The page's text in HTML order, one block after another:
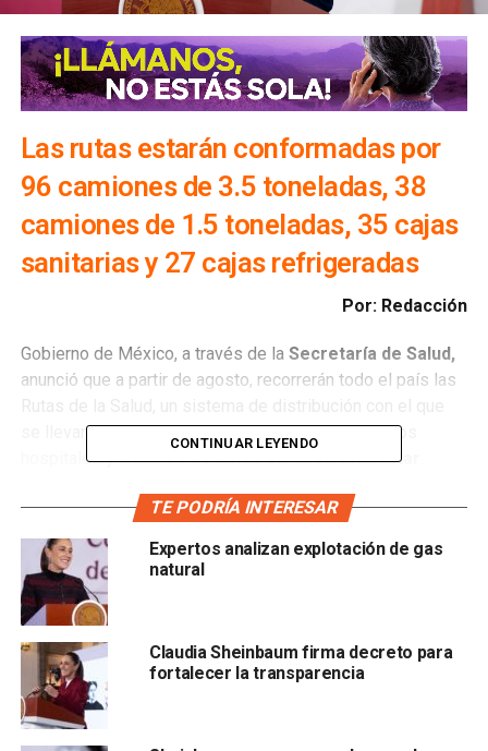
Las rutas estarán conformadas por
96 camiones de 3.5 toneladas, 38
camiones de 1.5 toneladas, 35 cajas
sanitarias y 27 cajas refrigeradas
Por: Redacción
Gobierno de México, a través de la Secretaría de Salud,
anunció que a partir de agosto, recorrerán todo el país las
se llevarán medicamentos e insumos médicos a los
hospitalesy Centros de Salud del IMSS Bienestar
La presidentaClaudia Sheinbaum Pardo, destacó que
impulsado por la gobernadora del estado,Rocío Nahle
Garcíay el cual ahora, a nivel federal, distribuirá
medicamentos a cada rincón del país en camiones,
“Ya se compraron el 96 por ciento de todos los
medicamentos y todos los insumos médicos. Fue una
CONTINUAR LEYENDO
TE PODRÍA INTERESAR
Expertos analizan explotación de gas
natural
Claudia Sheinbaum firma decreto para
fortalecer la transparencia